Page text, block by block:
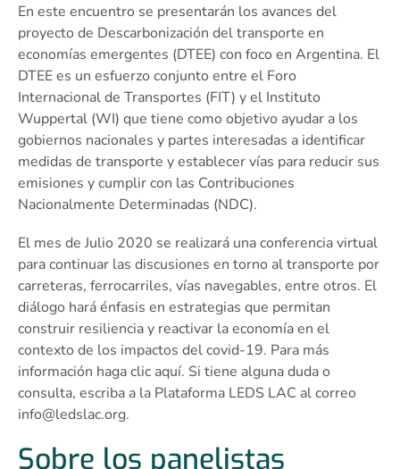
En este encuentro se presentarán los avances del
proyecto de Descarbonización del transporte en
economías emergentes (DTEE) con foco en Argentina. El
DTEE es un esfuerzo conjunto entre el Foro
Internacional de Transportes (FIT) y el Instituto
Wuppertal (WI) que tiene como objetivo ayudar a los
gobiernos nacionales y partes interesadas a identificar
medidas de transporte y establecer vías para reducir sus
emisiones y cumplir con las Contribuciones
Nacionalmente Determinadas (NDC).
El mes de Julio 2020 se realizará una conferencia virtual
para continuar las discusiones en torno al transporte por
carreteras, ferrocarriles, vías navegables, entre otros. El
diálogo hará énfasis en estrategias que permitan
construir resiliencia y reactivar la economía en el
contexto de los impactos del covid-19. Para más
información haga clic aquí. Si tiene alguna duda o
consulta, escriba a la Plataforma LEDS LAC al correo
info@ledslac.org.
Sobre los panelistas